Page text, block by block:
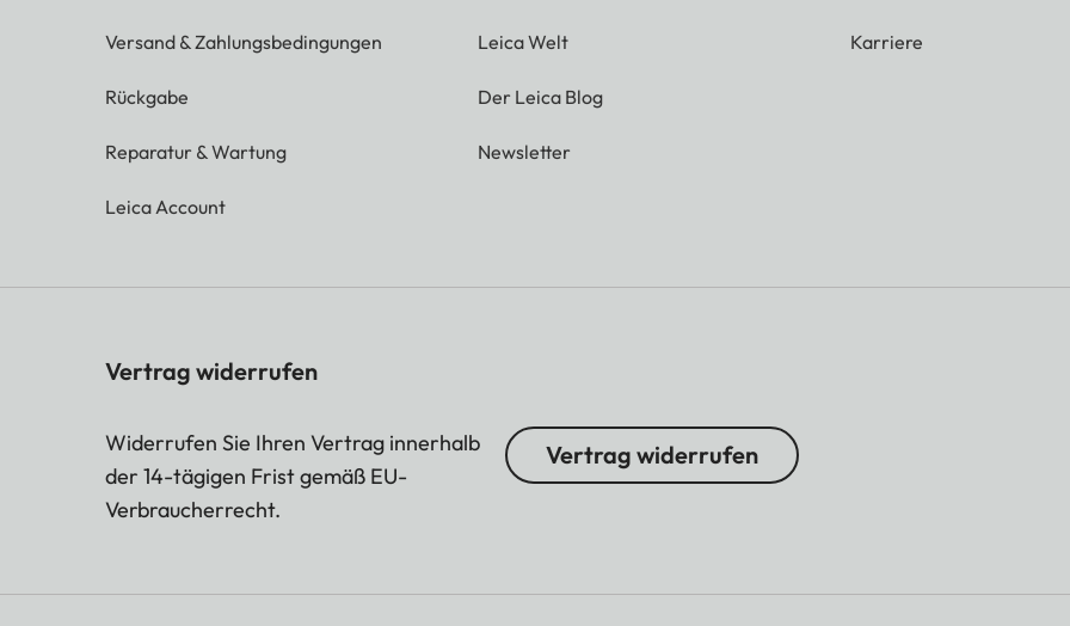
Versand & Zahlungsbedingungen
Rückgabe
Reparatur & Wartung
Leica Account
Leica Welt
Der Leica Blog
Newsletter
Karriere
Vertrag widerrufen
Widerrufen Sie Ihren Vertrag innerhalb
der 14-tägigen Frist gemäß EU-
Verbraucherrecht.
Vertrag widerrufen